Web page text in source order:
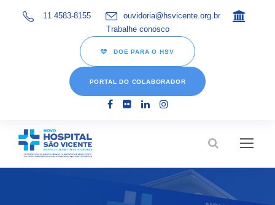
11 4583-8155
ouvidoria@hsvicente.org.br
Trabalhe conosco
DOE PARA O HSV
PORTAL DO COLABORADOR